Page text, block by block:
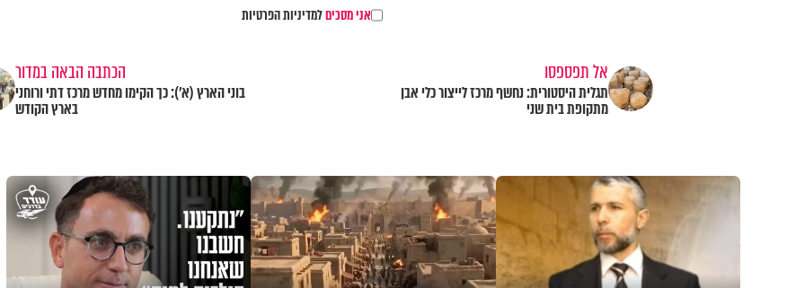
אני מסכיםלמדיניות הפרטיות
אל תפספסו
תגלית היסטורית: נחשף מרכז לייצור כלי אבן
מתקופת בית שני
הכתבה הבאה במדור
בוני הארץ (א'): כך הקימו מחדש מרכז דתי ורוחני
בארץ הקודש